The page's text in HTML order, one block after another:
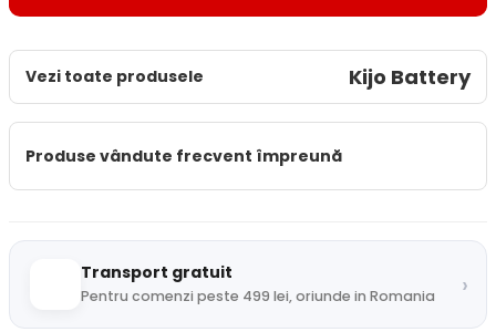
Kijo Battery
Vezi toate produsele
Produse vândute frecvent împreună
Transport gratuit
Pentru comenzi peste 499 lei, oriunde in Romania ›